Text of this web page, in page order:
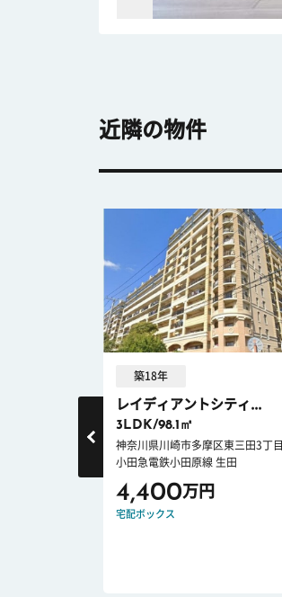
近隣の物件
築18年
レイディアントシティ...
3LDK/98.1㎡
神奈川県川崎市多摩区東三田3丁目
小田急電鉄小田原線 生田
4,400万円
宅配ボックス